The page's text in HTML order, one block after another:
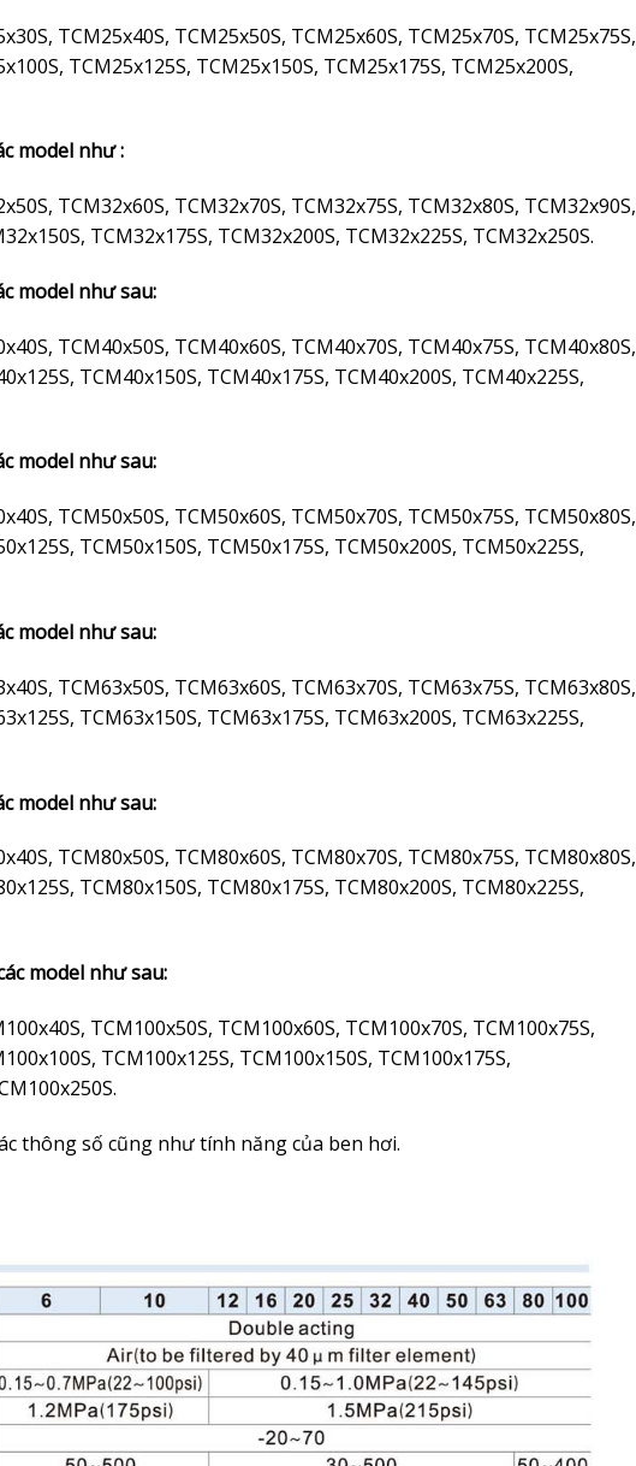
TCM25x40S, TCM25x50S, TCM25x60S, TCM25x70S, TCM25x75S,
TCM25x125S, TCM25x150S, TCM25x175S, TCM25x200S,
model như :
TCM32x60S, TCM32x70S, TCM32x75S, TCM32x80S, TCM32x90S,
TCM32x175S, TCM32x200S, TCM32x225S, TCM32x250S.
model như sau:
TCM40x50S, TCM40x60S, TCM40x70S, TCM40x75S, TCM40x80S,
TCM40x150S, TCM40x175S, TCM40x200S, TCM40x225S,
model như sau:
TCM50x50S, TCM50x60S, TCM50x70S, TCM50x75S, TCM50x80S,
TCM50x150S, TCM50x175S, TCM50x200S, TCM50x225S,
model như sau:
TCM63x50S, TCM63x60S, TCM63x70S, TCM63x75S, TCM63x80S,
TCM63x150S, TCM63x175S, TCM63x200S, TCM63x225S,
model như sau:
TCM80x50S, TCM80x60S, TCM80x70S, TCM80x75S, TCM80x80S,
TCM80x150S, TCM80x175S, TCM80x200S, TCM80x225S,
model như sau:
TCM100x50S, TCM100x60S, TCM100x70S, TCM100x75S,
TCM100x125S, TCM100x150S, TCM100x175S,
thông số cũng như tính năng của ben hơi.